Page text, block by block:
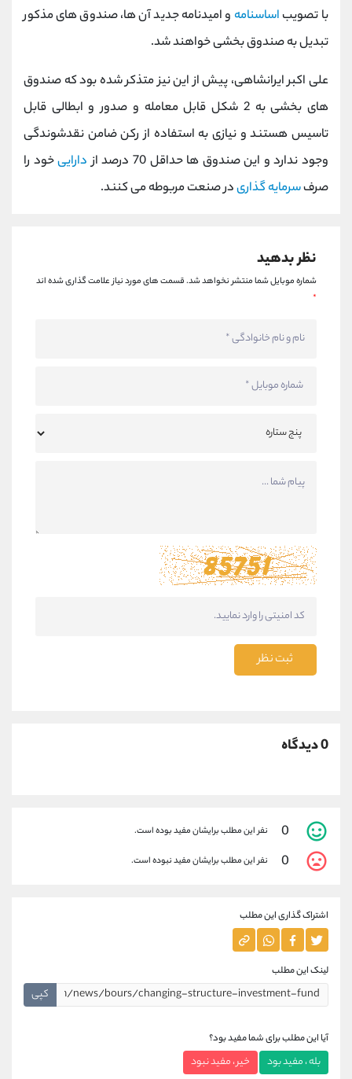
با تصویب اساسنامه و امیدنامه جدید آن ها، صندوق های مذکور
تبدیل به صندوق بخشی خواهند شد.
علی اکبر ایرانشاهی، پیش از این نیز متذکر شده بود که صندوق
های بخشی به 2 شکل قابل معامله و صدور و ابطالی قابل
تاسیس هستند و نیازی به استفاده از رکن ضامن نقدشوندگی
وجود ندارد و این صندوق ها حداقل 70 درصد از
داراییخود را
صرفسرمایه گذاریدر صنعت مربوطه می کنند.
نظر بدهید
شماره موبایل شما منتشر نخواهد شد.قسمت های مورد نیاز علامت گذاری شده اند
*
ثبت نظر
0 دیدگاه
0 نفر این مطلب برایشان مفید بوده است.
0 نفر این مطلب برایشان مفید نبوده است.
اشتراک گذاری این مطلب
لینک این مطلب
کپی
آیا این مطلب برای شما مفید بود؟
بله ، مفید بود خیر ، مفید نبود
کانال تلگرام @alirezamehrabi_com